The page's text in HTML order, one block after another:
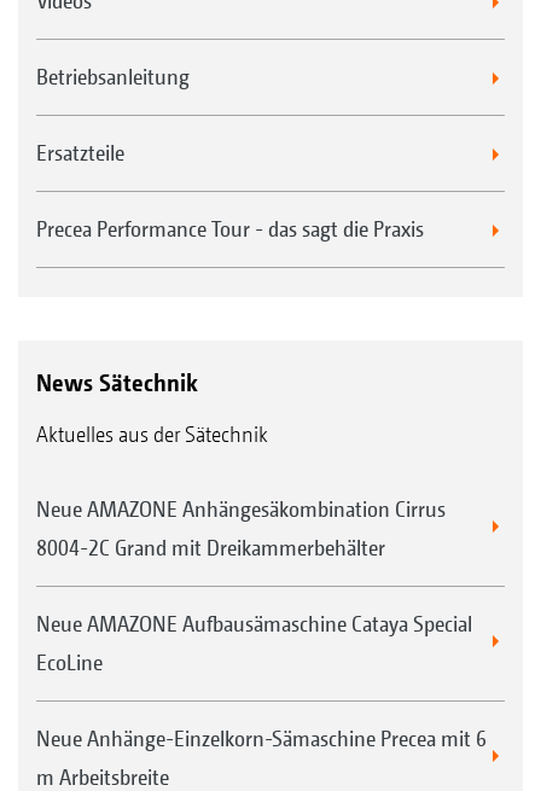
Betriebsanleitung
Ersatzteile
Precea Performance Tour - das sagt die Praxis
News Sätechnik
Aktuelles aus der Sätechnik
Neue AMAZONE Anhängesäkombination Cirrus
8004-2C Grand mit Dreikammerbehälter
Neue AMAZONE Aufbausämaschine Cataya Special
EcoLine
Neue Anhänge-Einzelkorn-Sämaschine Precea mit 6
m Arbeitsbreite